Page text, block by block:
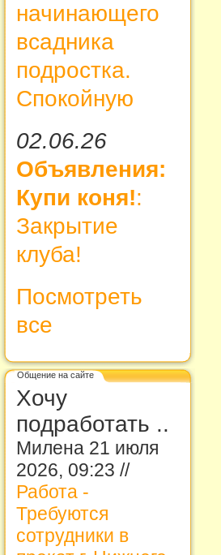
начинающего
всадника
подростка.
Спокойную
02.06.26
Объявления:
Купи коня!:
Закрытие
клуба!
Посмотреть
все
Общение на сайте
Хочу
подработать ..
Милена 21 июля
2026, 09:23 //
Работа -
Требуются
сотрудники в